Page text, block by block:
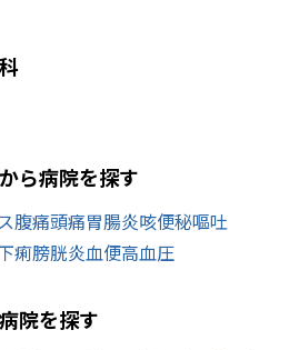
ら病院を探す
腹痛頭痛胃腸炎咳便秘嘔吐
痢膀胱炎血便高血圧
院を探す